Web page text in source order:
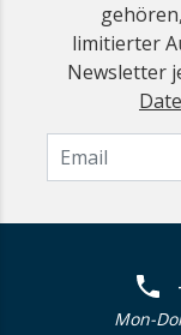
limitierter
Newsletter
Mon-